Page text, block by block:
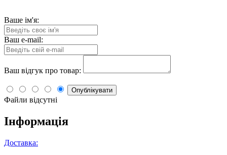
Ваше ім'я:
Ваш e-mail:
Ваш відгук про товар:
Опублікувати
Файли відсутні
Інформація
Доставка: